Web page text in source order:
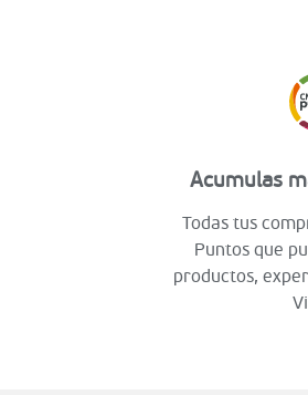
Acumulas
Todas tus
Puntos que
productos,